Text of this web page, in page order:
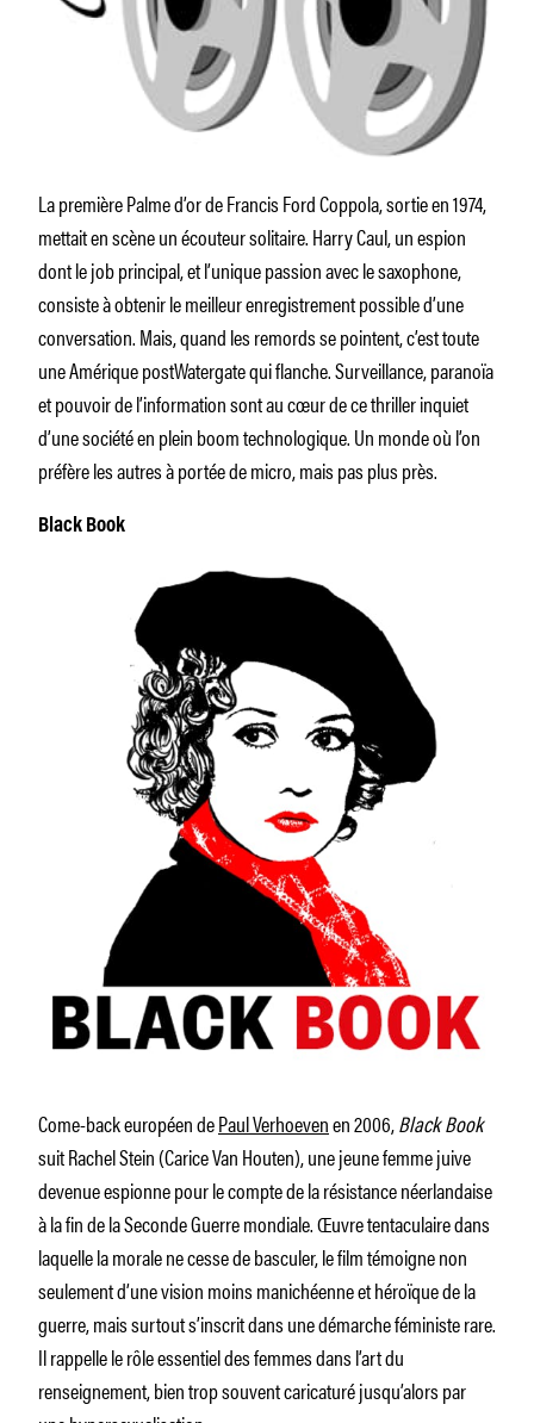
La première Palme d’or de Francis Ford Coppola, sortie en 1974,
mettait en scène un écouteur solitaire. Harry Caul, un espion
dont le job principal, et l’unique passion avec le saxophone,
consiste à obtenir le meilleur enregistrement possible d’une
conversation. Mais, quand les remords se pointent, c’est toute
une Amérique postWatergate qui flanche. Surveillance, paranoïa
et pouvoir de l’information sont au cœur de ce thriller inquiet
d’une société en plein boom technologique. Un monde où l’on
préfère les autres à portée de micro, mais pas plus près.
Black Book
Come-back européen dePaul Verhoevenen 2006,Black Book
suit Rachel Stein (Carice Van Houten), une jeune femme juive
devenue espionne pour le compte de la résistance néerlandaise
à la fin de la Seconde Guerre mondiale. Œuvre tentaculaire dans
laquelle la morale ne cesse de basculer, le film témoigne non
seulement d’une vision moins manichéenne et héroïque de la
guerre, mais surtout s’inscrit dans une démarche féministe rare.
Il rappelle le rôle essentiel des femmes dans l’art du
renseignement, bien trop souvent caricaturé jusqu’alors par